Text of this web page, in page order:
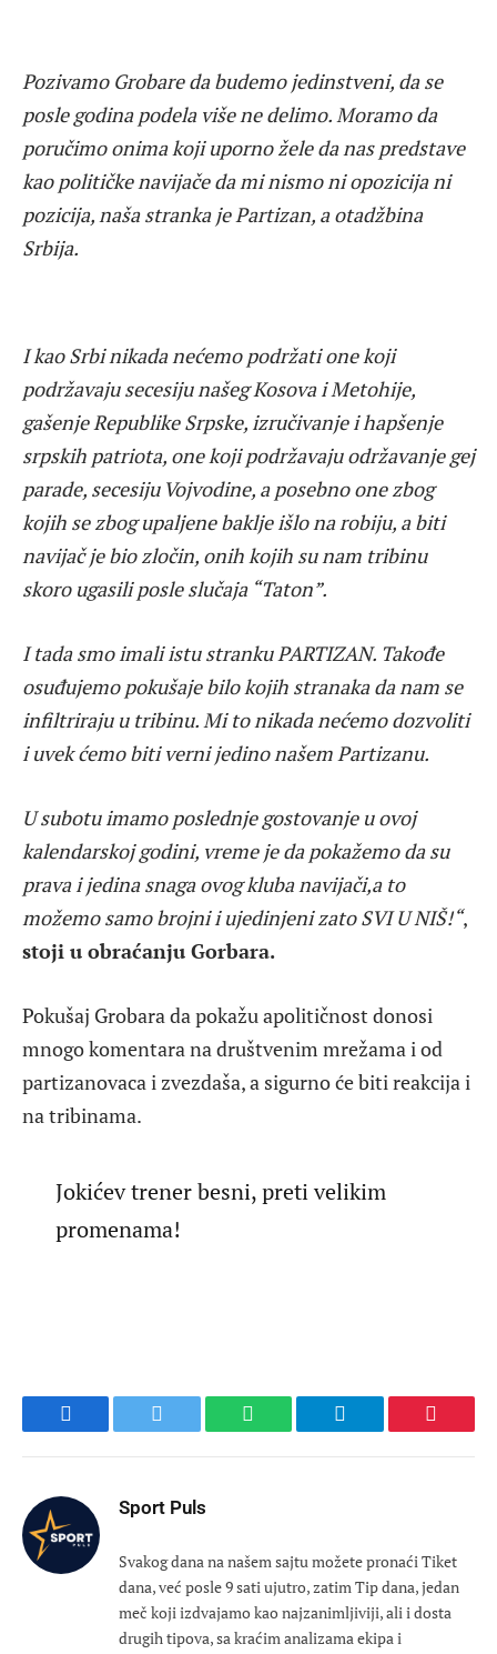
Pozivamo Grobare da budemo jedinstveni, da se
posle godina podela više ne delimo. Moramo da
poručimo onima koji uporno žele da nas predstave
kao političke navijače da mi nismo ni opozicija ni
pozicija, naša stranka je Partizan, a otadžbina
Srbija.
I kao Srbi nikada nećemo podržati one koji
podržavaju secesiju našeg Kosova i Metohije,
gašenje Republike Srpske, izručivanje i hapšenje
srpskih patriota, one koji podržavaju održavanje gej
parade, secesiju Vojvodine, a posebno one zbog
kojih se zbog upaljene baklje išlo na robiju, a biti
navijač je bio zločin, onih kojih su nam tribinu
skoro ugasili posle slučaja “Taton”.
I tada smo imali istu stranku PARTIZAN. Takođe
osuđujemo pokušaje bilo kojih stranaka da nam se
infiltriraju u tribinu. Mi to nikada nećemo dozvoliti
i uvek ćemo biti verni jedino našem Partizanu.
U subotu imamo poslednje gostovanje u ovoj
kalendarskoj godini, vreme je da pokažemo da su
prava i jedina snaga ovog kluba navijači,a to
možemo samo brojni i ujedinjeni zato SVI U NIŠ!“,
stoji u obraćanju Gorbara.
Pokušaj Grobara da pokažu apolitičnost donosi
mnogo komentara na društvenim mrežama i od
partizanovaca i zvezdaša, a sigurno će biti reakcija i
na tribinama.
Jokićev trener besni, preti velikim
promenama!
Facebook Twitter WhatsApp Telegram
Sport Puls
Svakog dana na našem sajtu možete pronaći Tiket
dana, već posle 9 sati ujutro, zatim Tip dana, jedan
meč koji izdvajamo kao najzanimljiviji, ali i dosta
drugih tipova, sa kraćim analizama ekipa i